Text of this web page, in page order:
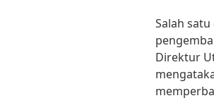
Salah
Direktur